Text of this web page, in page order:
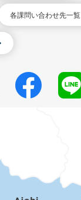
各課問い合わせ先一覧